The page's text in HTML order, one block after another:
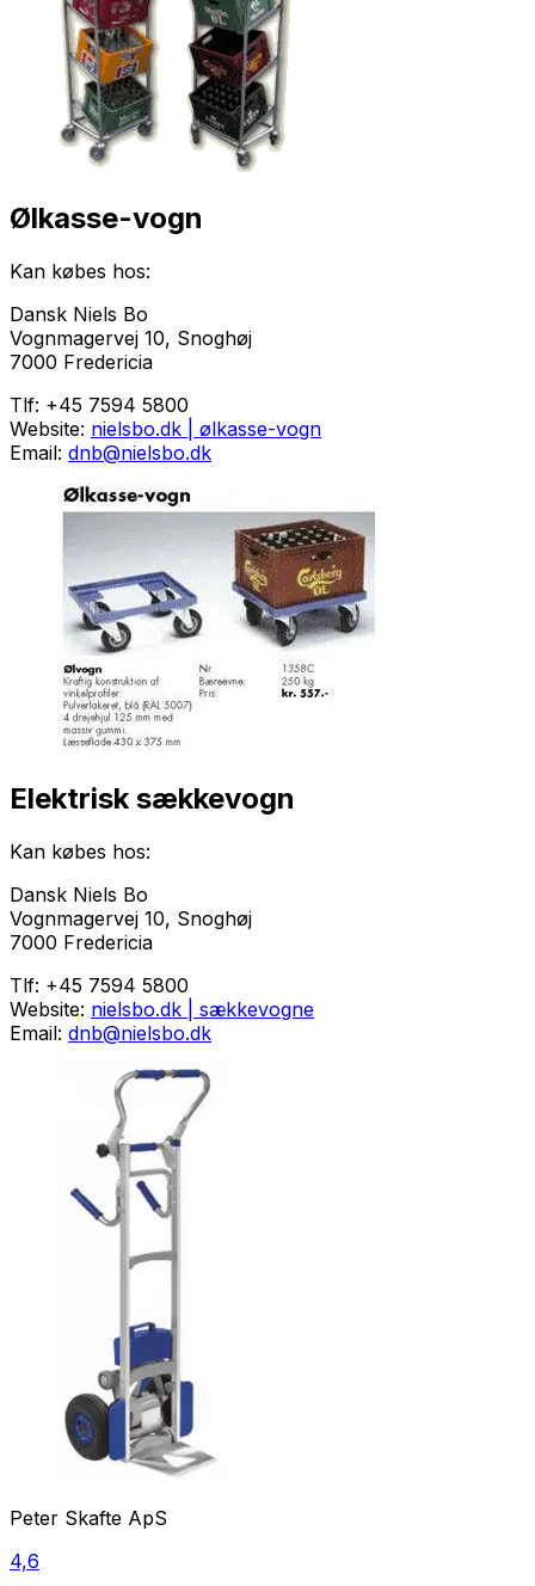
Ølkasse-vogn
Kan købes hos:
Dansk Niels Bo
Vognmagervej 10, Snoghøj
7000 Fredericia
Tlf: +45 7594 5800
Website: nielsbo.dk | ølkasse-vogn
Email: dnb@nielsbo.dk
Elektrisk sækkevogn
Kan købes hos:
Dansk Niels Bo
Vognmagervej 10, Snoghøj
7000 Fredericia
Tlf: +45 7594 5800
Website: nielsbo.dk | sækkevogne
Email: dnb@nielsbo.dk
Peter Skafte ApS
4,6